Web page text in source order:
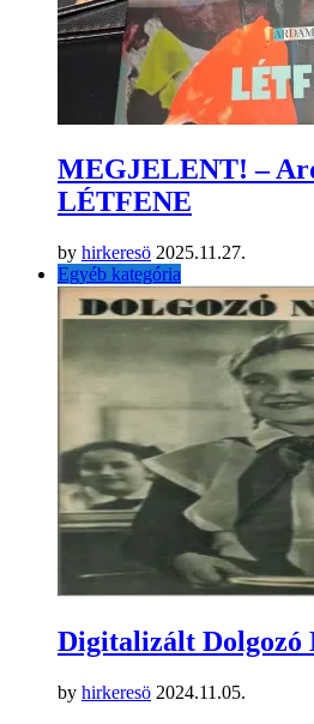
MEGJELENT! –
LÉTFENE
by hirkeresö 2025.11.27.
Egyéb kategória
Digitalizált Dolgozó
by hirkeresö 2024.11.05.